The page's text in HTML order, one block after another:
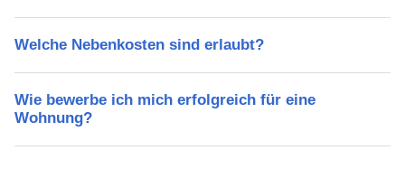
Welche Nebenkosten sind erlaubt?
Wie bewerbe ich mich erfolgreich für eine
Wohnung?